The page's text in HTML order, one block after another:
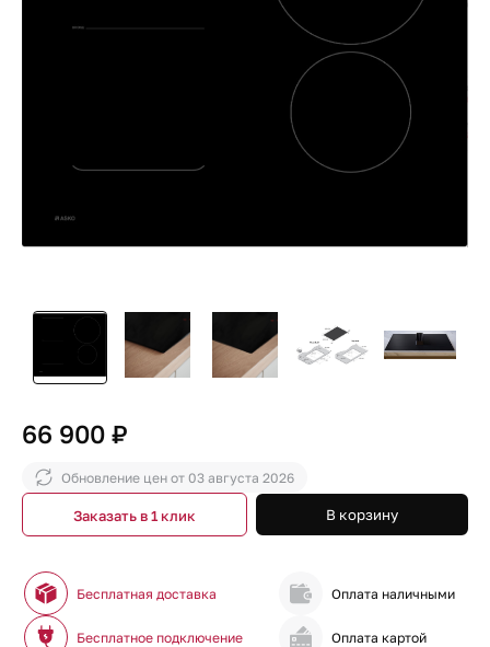
66 900 ₽
Обновление цен от 03 августа 2026
В корзину
Заказать в 1 клик
Бесплатная доставка
Бесплатное подключение
Оплата наличными
Оплата картой